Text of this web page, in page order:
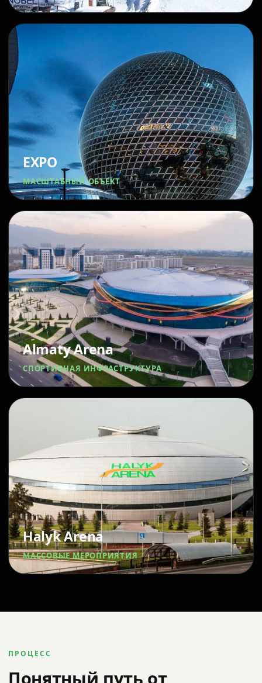
EXPO
МАСШТАБНЫЙ ОБЪЕКТ
Almaty Arena
СПОРТИВНАЯ ИНФРАСТРУКТУРА
Halyk Arena
МАССОВЫЕ МЕРОПРИЯТИЯ
ПРОЦЕСС
Понятный путь от